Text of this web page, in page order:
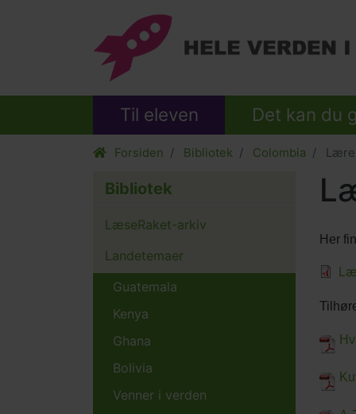
Til eleven Det kan du
Forsiden Bibliotek Colombia
Her
Filer
Tekst
Bibliotek
LæseRaket-arkiv
Landetemaer
Guatemala
Kenya
Ghana
Bolivia
Venner i verden